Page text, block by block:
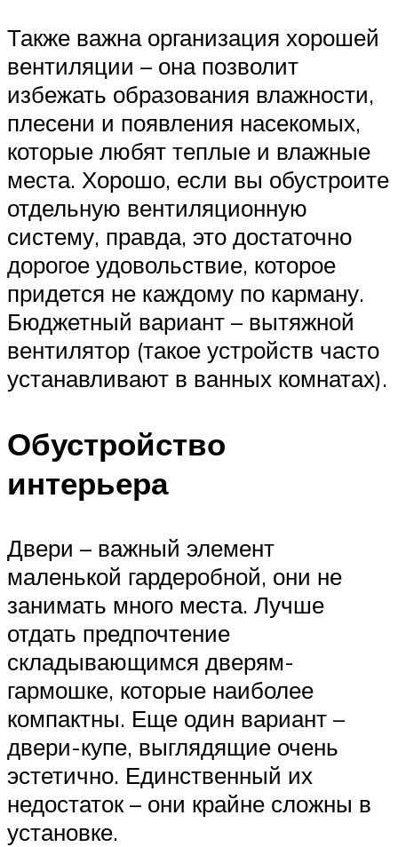
Также важна организация хорошей
вентиляции – она позволит
избежать образования влажности,
плесени и появления насекомых,
которые любят теплые и влажные
места. Хорошо, если вы обустроите
отдельную вентиляционную
систему, правда, это достаточно
дорогое удовольствие, которое
придется не каждому по карману.
Бюджетный вариант – вытяжной
вентилятор (такое устройств часто
устанавливают в ванных комнатах).
Обустройство
интерьера
Двери – важный элемент
маленькой гардеробной, они не
занимать много места. Лучше
отдать предпочтение
складывающимся дверям-
гармошке, которые наиболее
компактны. Еще один вариант –
двери-купе, выглядящие очень
эстетично. Единственный их
недостаток – они крайне сложны в
установке.